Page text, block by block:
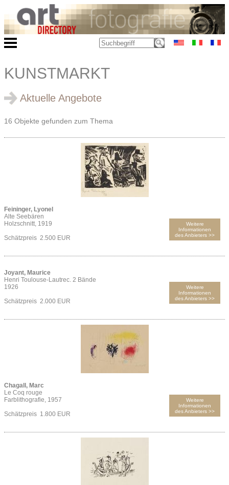
KUNSTMARKT
Aktuelle Angebote
16 Objekte gefunden zum Thema
Feininger, Lyonel
Alte Seebären
Holzschnitt, 1919
Schätzpreis 2.500 EUR
Weitere
Informationen
des Anbieters >>
Joyant, Maurice
Henri Toulouse-Lautrec. 2 Bände
1926
Schätzpreis 2.000 EUR
Weitere
Informationen
des Anbieters >>
Chagall, Marc
Le Coq rouge
Farblithografie, 1957
Schätzpreis 1.800 EUR
Weitere
Informationen
des Anbieters >>